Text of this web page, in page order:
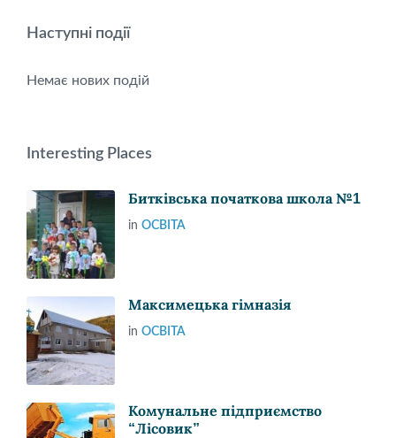
Наступні події
Немає нових подій
Interesting Places
Битківська початкова школа №1
in ОСВІТА
Максимецька гімназія
in ОСВІТА
Комунальне підприємство
“Лісовик”